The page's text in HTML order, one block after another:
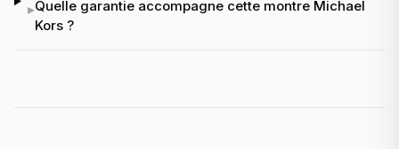
▸Quelle garantie accompagne cette montre Michael
Kors ?